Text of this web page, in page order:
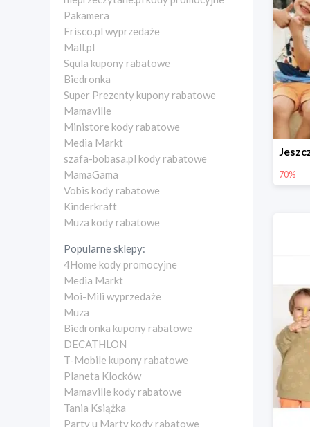
Pakamera
Frisco.pl wyprzedaże
Mall.pl
Squla kupony rabatowe
Biedronka
Super Prezenty kupony rabatowe
Mamaville
Ministore kody rabatowe
Media Markt
szafa-bobasa.pl kody rabatowe
MamaGama
Vobis kody rabatowe
Kinderkraft
Muza kody rabatowe
Popularne sklepy:
4Home kody promocyjne
Media Markt
Moi-Mili wyprzedaże
Muza
Biedronka kupony rabatowe
DECATHLON
T-Mobile kupony rabatowe
Planeta Klocków
Mamaville kody rabatowe
Tania Książka
Party u Marty kody rabatowe
70%